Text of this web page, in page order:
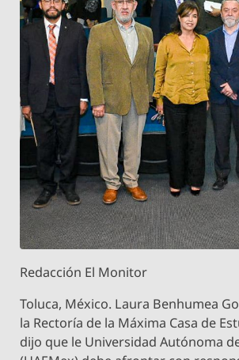
Redacción El Monitor
Toluca, México. Laura Benhumea
la Rectoría de la Máxima Casa de
dijo que le Universidad Autónoma